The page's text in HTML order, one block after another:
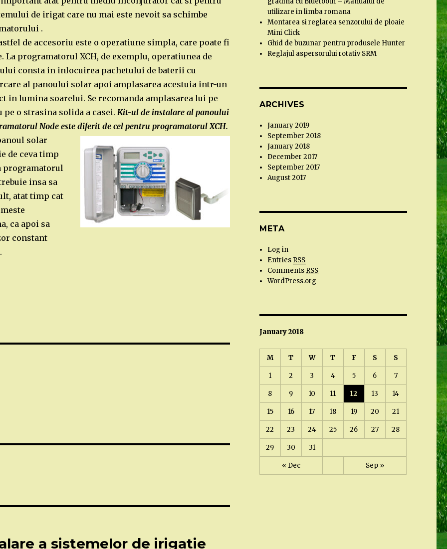
de irigat care nu mai este nevoit sa schimbe
.
de accesoriu este o operatiune simpla, care poate fi
La programatorul XCH, de exemplu, operatiunea de
consta in inlocuirea pachetului de baterii cu
al panoului solar apoi amplasarea acestuia intr-un
in lumina soarelui. Se recomanda amplasarea lui pe
pe o strasina solida a casei. Kit-ul de instalare al panoului
Node este diferit de cel pentru programatorul XCH.
solar
de ceva timp
programatorul
insa sa
atat timp cat
ca apoi sa
constant
a sistemelor de irigatie
utilizare in limba romana
Montarea si reglarea senzorului de ploaie
Mini Click
Ghid de buzunar pentru produsele Hunter
Reglajul aspersorului rotativ SRM
ARCHIVES
January 2019
September 2018
January 2018
December 2017
September 2017
August 2017
META
Log in
Entries RSS
Comments RSS
WordPress.org
January 2018
M T W T F S S
« Dec Sep »
1 2 3 4 5 6 7
8 9 10 11 12 13 14
15 16 17 18 19 20 21
22 23 24 25 26 27 28
29 30 31